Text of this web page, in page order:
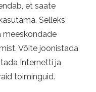
et saate
Selleks
meeskondade
Võite joonistada
Internetti ja
toiminguid.